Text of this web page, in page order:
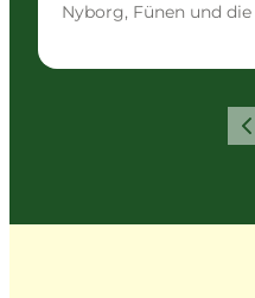
Nyborg, Fünen und die